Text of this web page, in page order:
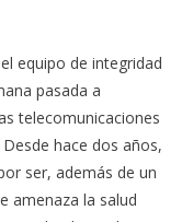
equipo de integridad
pasada a
telecomunicaciones
hace dos años,
ser, además de un
amenaza la salud